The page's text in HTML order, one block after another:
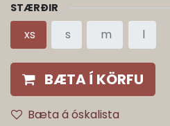
STÆRÐIR
xs s m l
BÆTA Í KÖRFU
Bæta á óskalista